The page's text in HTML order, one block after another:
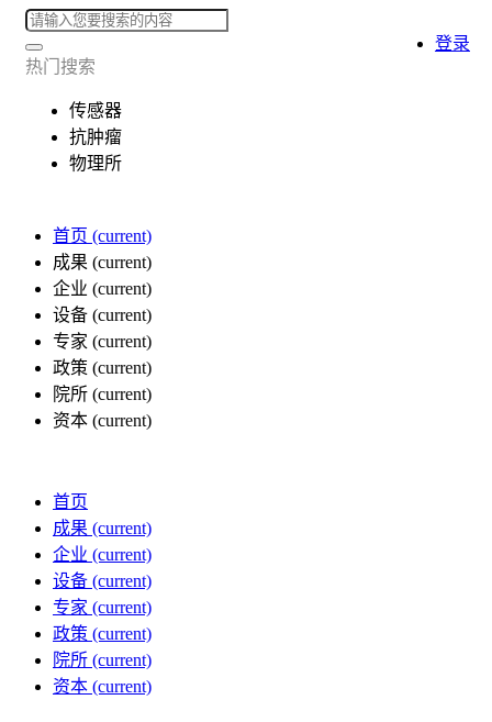
热门搜索
传感器
抗肿瘤
物理所
首页 (current)
成果 (current)
企业 (current)
设备 (current)
专家 (current)
政策 (current)
院所 (current)
资本 (current)
登录
首页
成果 (current)
企业 (current)
设备 (current)
专家 (current)
政策 (current)
院所 (current)
资本 (current)